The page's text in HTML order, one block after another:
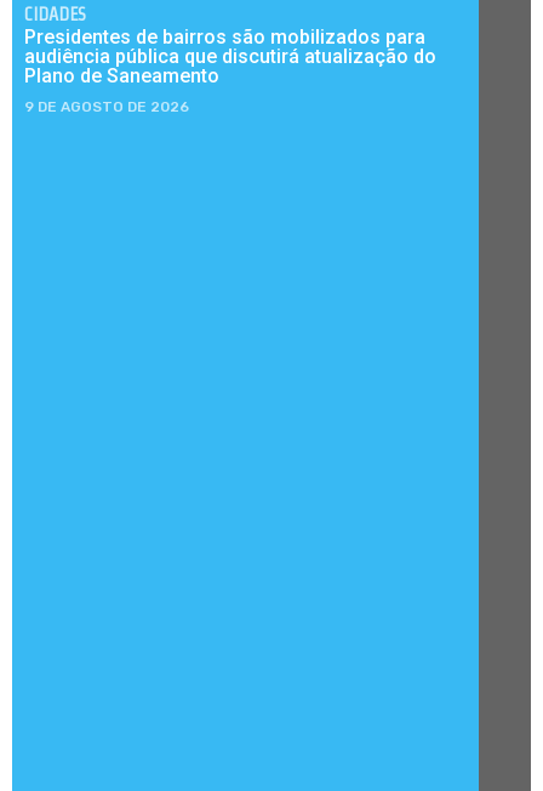
CIDADES
Presidentes de bairros são mobilizados para
audiência pública que discutirá atualização do
Plano de Saneamento
9 DE AGOSTO DE 2026